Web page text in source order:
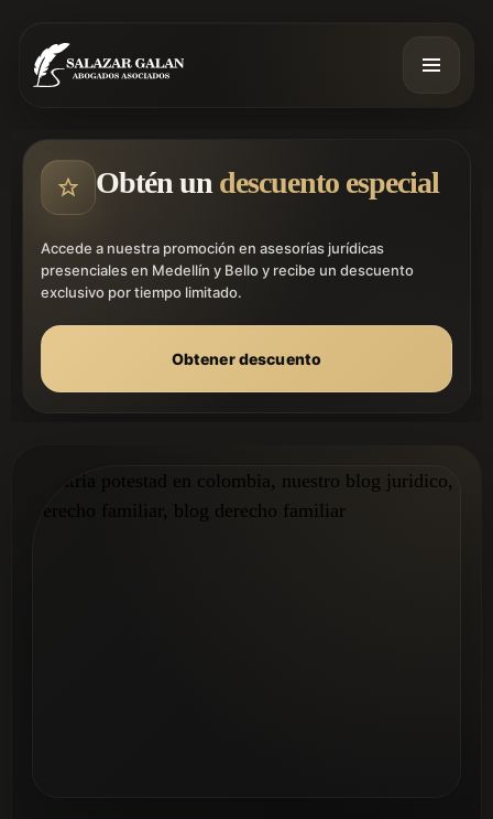
Obtén un descuento especial
Accede a nuestra promoción en asesorías jurídicas
presenciales en Medellín y Bello y recibe un descuento
exclusivo por tiempo limitado.
Obtener descuento